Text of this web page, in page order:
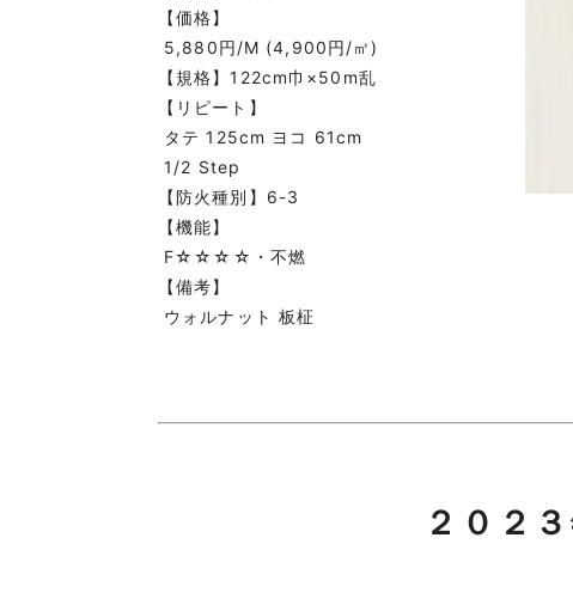
【価格】
5,880円/M (4,900円/㎡)
【規格】122cm巾×50m乱
【リピート】
タテ 125cm ヨコ 61cm
1/2 Step
【防火種別】6-3
【機能】
F☆☆☆☆・不燃
【備考】
ウォルナット 板柾
２０２